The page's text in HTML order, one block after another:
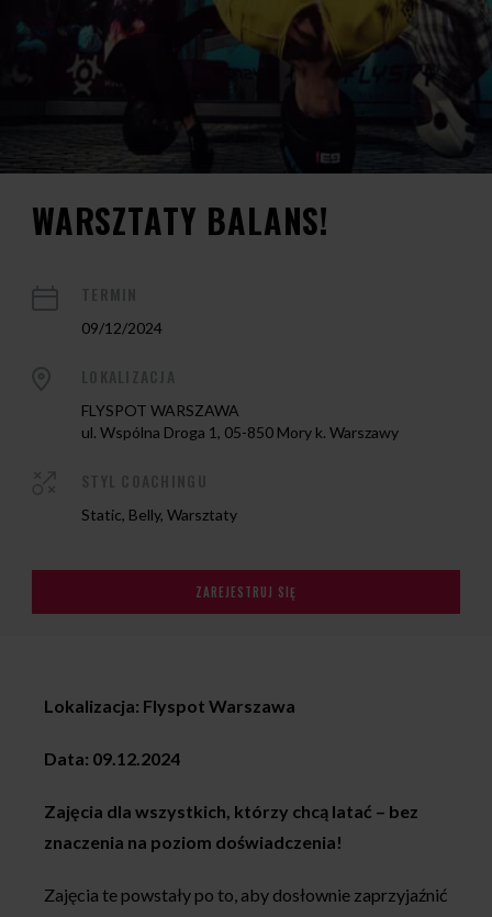
WARSZTATY BALANS!
09/12/2024
FLYSPOT WARSZAWA
ul. Wspólna Droga 1, 05-850 Mory k. Warszawy
Static, Belly, Warsztaty
ZAREJESTRUJ SIĘ
Lokalizacja: Flyspot Warszawa
Data: 09.12.2024
Zajęcia dla wszystkich, którzy chcą latać – bez
znaczenia na poziom doświadczenia!
Zajęcia te powstały po to, aby dosłownie zaprzyjaźnić